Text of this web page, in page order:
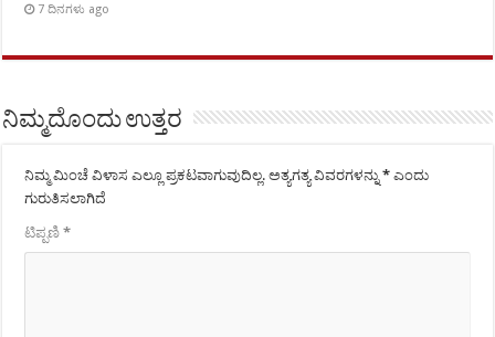
7 ದಿನಗಳು ago
ನಿಮ್ಮದೊಂದು ಉತ್ತರ
ನಿಮ್ಮ ಮಿಂಚೆ ವಿಳಾಸ ಎಲ್ಲೂ ಪ್ರಕಟವಾಗುವುದಿಲ್ಲ. ಅತ್ಯಗತ್ಯ ವಿವರಗಳನ್ನು* ಎಂದು
ಗುರುತಿಸಲಾಗಿದೆ
ಟಿಪ್ಪಣಿ*